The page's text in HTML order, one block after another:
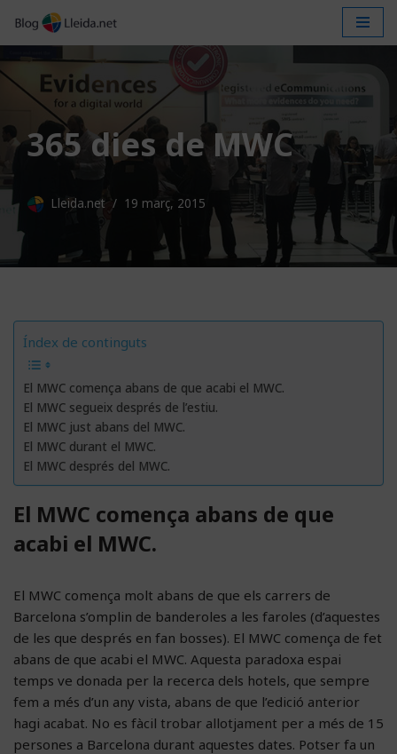
Vés
contingut
365 dies de MWC
Lleida.net 19 març, 2015
Índex de continguts
El MWC comença abans de que acabi el MWC.
El MWC segueix després de l’estiu.
El MWC just abans del MWC.
El MWC durant el MWC.
El MWC després del MWC.
El MWC comença abans de que
acabi el MWC.
El MWC comença molt abans de que els carrers de
Barcelona s’omplin de banderoles a les faroles (d’aquestes
de les que després en fan bosses). El MWC comença de fet
abans de que acabi el MWC. Aquesta paradoxa espai
temps ve donada per la recerca dels hotels, que sempre
fem a més d’un any vista, abans de que l’edició anterior
hagi acabat. No es fàcil trobar allotjament per a més de 15
persones a Barcelona durant aquestes dates. Potser fa un